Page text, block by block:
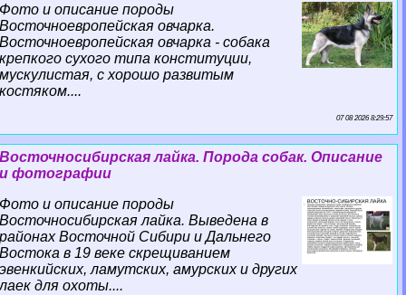
Фото и описание породы
Восточноевропейская овчарка.
Восточноевропейская овчарка - собака
крепкого сухого типа конституции,
мускулистая, с хорошо развитым
костяком....
07 08 2026 8:29:57
Восточносибирская лайка. Порода собак. Описание
и фотографии
Фото и описание породы
Восточносибирская лайка. Выведена в
районах Восточной Сибири и Дальнего
Востока в 19 веке скрещиванием
эвенкийских, ламутских, амурских и других
лаек для охоты....